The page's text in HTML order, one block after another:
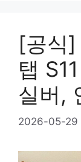
[공식]
탭
실버,
2026-05-29